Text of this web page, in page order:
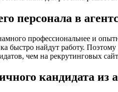
персонала в
профессиональнее и
быстро найдут работу.
чем на рекрутинговых
кандидата из